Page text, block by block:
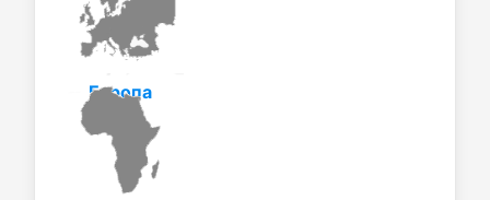
Европа